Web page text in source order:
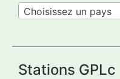
Choisissez un pays
Stations GPLc